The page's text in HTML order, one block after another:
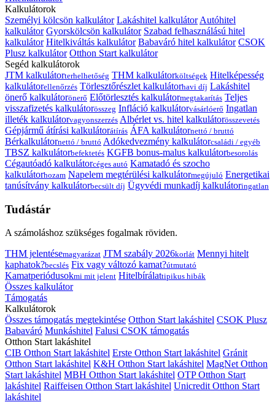
Kalkulátorok
Személyi kölcsön kalkulátor Lakáshitel kalkulátor Autóhitel
kalkulátor Gyorskölcsön kalkulátor Szabad felhasználású hitel
kalkulátor Hitelkiváltás kalkulátor Babaváró hitel kalkulátor CSOK
Plusz kalkulátor Otthon Start kalkulátor
Segéd kalkulátorok
JTM kalkulátorterhelhetőség THM kalkulátorköltségek Hitelképesség
kalkulátorellenőrzés Törlesztőrészlet kalkulátorhavi díj Lakáshitel
önerő kalkulátorönerő Előtörlesztés kalkulátormegtakarítás Teljes
visszafizetés kalkulátorösszeg Infláció kalkulátorvásárlóerő Ingatlan
illeték kalkulátorvagyonszerzés Albérlet vs. hitel kalkulátorösszevetés
Gépjármű átírási kalkulátorátírás ÁFA kalkulátornettó / bruttó
Bérkalkulátornettó / bruttó Adókedvezmény kalkulátorcsaládi / egyéb
TBSZ kalkulátorbefektetés KGFB bonus-malus kalkulátorbesorolás
Cégautóadó kalkulátorcéges autó Kamatadó és szocho
kalkulátorhozam Napelem megtérülési kalkulátormegújuló Energetikai
tanúsítvány kalkulátorbecsült díj Ügyvédi munkadíj kalkulátoringatlan
Tudástár
A számoláshoz szükséges fogalmak röviden.
THM jelentésemagyarázat JTM szabály 2026korlát Mennyi hitelt
kaphatok?becslés Fix vagy változó kamat?útmutató
Kamatperiódusokmi mit jelent Hitelbírálattipikus hibák
Összes kalkulátor
Támogatás
Kalkulátorok
Összes támogatás megtekintése Otthon Start lakáshitel CSOK Plusz
Babaváró Munkáshitel Falusi CSOK támogatás
Otthon Start lakáshitel
CIB Otthon Start lakáshitel Erste Otthon Start lakáshitel Gránit
Otthon Start lakáshitel K&H Otthon Start lakáshitel MagNet Otthon
Start lakáshitel MBH Otthon Start lakáshitel OTP Otthon Start
lakáshitel Raiffeisen Otthon Start lakáshitel Unicredit Otthon Start
lakáshitel